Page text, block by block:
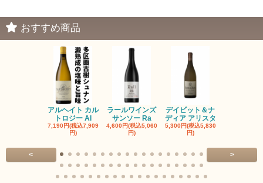
おすすめ商品
アルヘイト カル
トロジー Al
7,190円(税込7,909
円)
ラールワインズ
サンソー Ra
4,600円(税込5,060
円)
デイビット＆ナ
ディア アリスタ
5,300円(税込5,830
円)
< >